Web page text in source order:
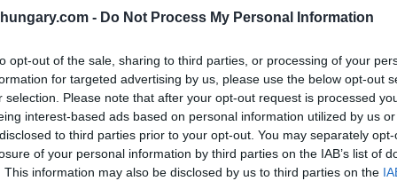
- Do Not Process My Personal Information
opt-out of the sale, sharing to third parties, or processing of your
for targeted advertising by us, please use the below opt-out
selection. Please note that after your opt-out request is processed
interest-based ads based on personal information utilized by us
to third parties prior to your opt-out. You may separately
of your personal information by third parties on the IAB’s list of
This information may also be disclosed by us to third parties on the
e riguarda il lato ungherese del progetto.
responsabili della supervisione del sistema di